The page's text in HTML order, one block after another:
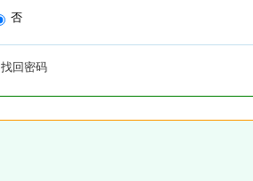
否
找回密码